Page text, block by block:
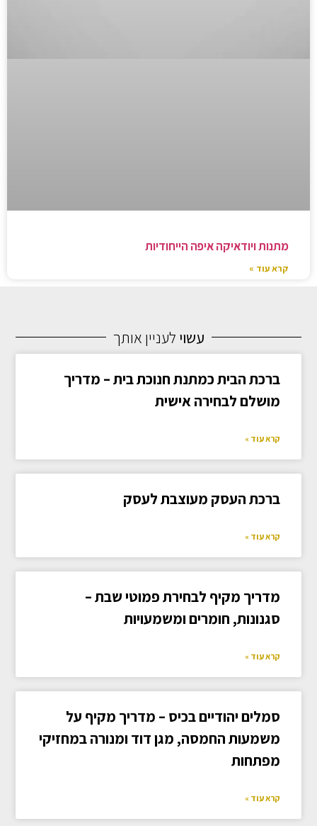
מתנות ויודאיקה איפה הייחודיות
קרא עוד »
עשוילעניין אותך
ברכת הבית כמתנת חנוכת בית – מדריך
מושלם לבחירה אישית
קרא עוד »
ברכת העסק מעוצבת לעסק
קרא עוד »
מדריך מקיף לבחירת פמוטי שבת –
סגנונות, חומרים ומשמעויות
קרא עוד »
סמלים יהודיים בכיס – מדריך מקיף על
משמעות החמסה, מגן דוד ומנורה במחזיקי
מפתחות
קרא עוד »